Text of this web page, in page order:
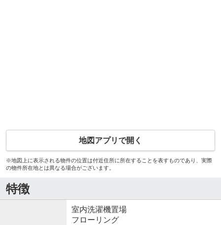
地図アプリで開く
※地図上に表示される物件の位置は付近住所に所在することを表すものであり、実際
の物件所在地とは異なる場合がございます。
特徴
室内洗濯機置場
フローリング